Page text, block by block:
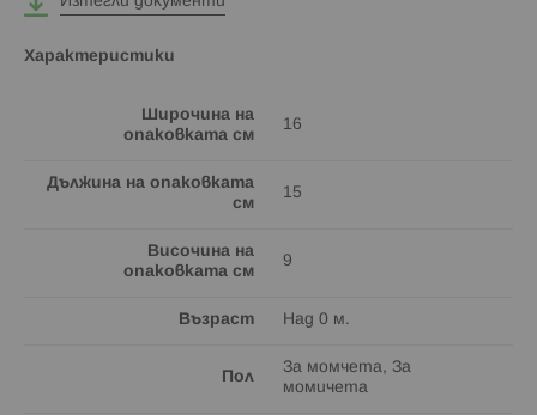
Характеристики
Широчина на
опаковката см
16
Дължина на опаковката
см
15
Височина на
опаковката см
9
Възраст Над 0 м.
Пол
За момчета, За
момичета